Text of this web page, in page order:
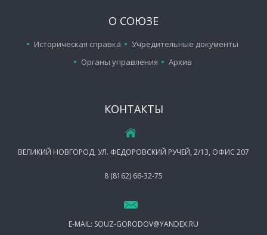
О СОЮЗЕ
Историческая справка
Учредительные документы
Органы управления
Архив
КОНТАКТЫ
ВЕЛИКИЙ НОВГОРОД, УЛ. ФЕДОРОВСКИЙ РУЧЕЙ, 2/13, ОФИС 207
8 (8162) 66-32-75
E-MAIL: SOUZ-GORODOV@YANDEX.RU